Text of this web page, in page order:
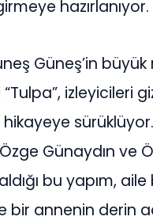
hazırlanıyor.
Güneş’in
izleyicileri
sürüklüyor.
Günaydın ve
bu yapım, aile
bir annenin derin